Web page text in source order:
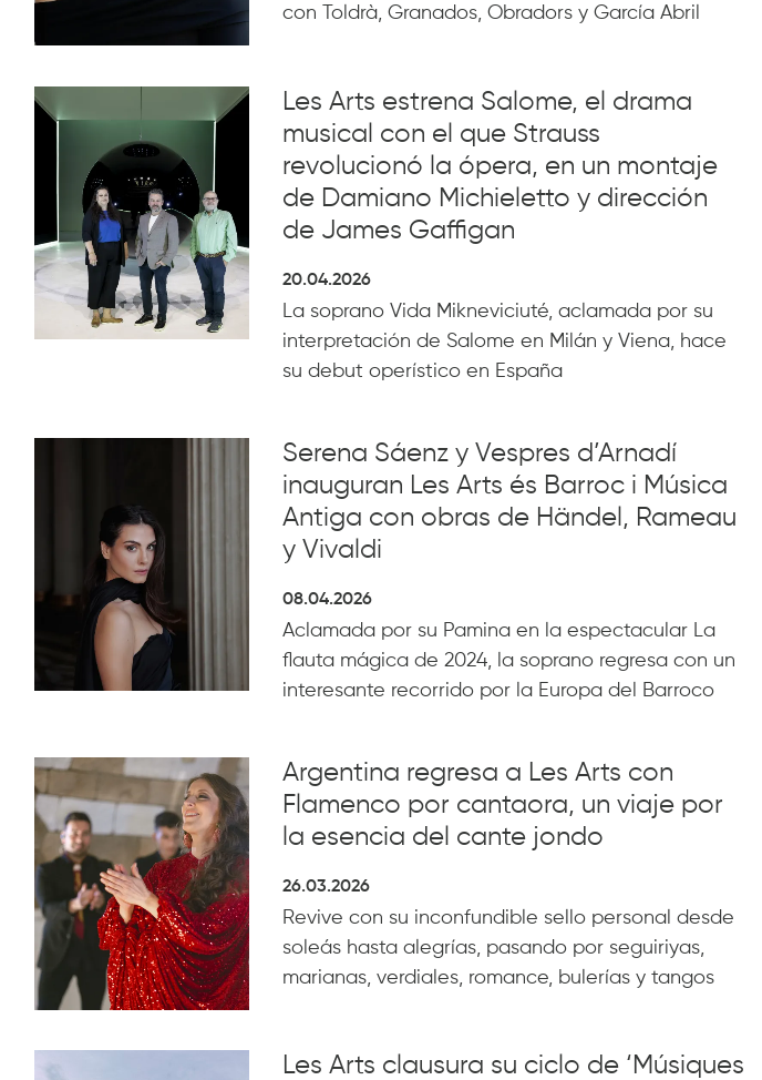
con Toldrà, Granados, Obradors y García Abril
Les Arts estrena Salome, el drama
musical con el que Strauss
revolucionó la ópera, en un montaje
de Damiano Michieletto y dirección
de James Gaffigan
20.04.2026
La soprano Vida Mikneviciuté, aclamada por su
interpretación de Salome en Milán y Viena, hace
su debut operístico en España
Serena Sáenz y Vespres d’Arnadí
inauguran Les Arts és Barroc i Música
Antiga con obras de Händel, Rameau
y Vivaldi
08.04.2026
Aclamada por su Pamina en la espectacular La
flauta mágica de 2024, la soprano regresa con un
interesante recorrido por la Europa del Barroco
Argentina regresa a Les Arts con
Flamenco por cantaora, un viaje por
la esencia del cante jondo
26.03.2026
Revive con su inconfundible sello personal desde
soleás hasta alegrías, pasando por seguiriyas,
marianas, verdiales, romance, bulerías y tangos
Les Arts clausura su ciclo de ‘Músiques